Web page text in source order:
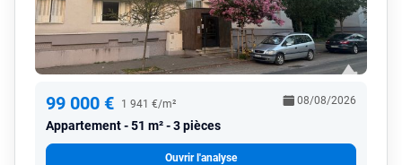
99 000 € 1 941 €/m²
Appartement 51 m² - 3 pièces
08/08/2026
Ouvrir l'analyse